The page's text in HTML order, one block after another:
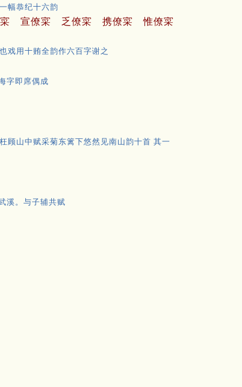
幅恭纪十六韵
宣僚寀 乏僚寀 携僚寀
惟僚寀
戏用十贿全韵作六百字谢之
字即席偶成
顾山中赋采菊东篱下悠然见南山韵十首 其一
溪。与子辅共赋